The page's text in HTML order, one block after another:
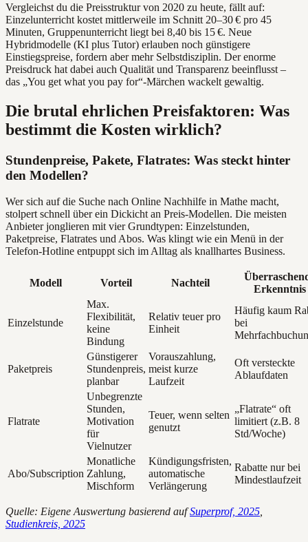
Vergleichst du die Preisstruktur von 2020 zu heute, fällt auf:
Einzelunterricht kostet mittlerweile im Schnitt 20–30 € pro 45
Minuten, Gruppenunterricht liegt bei 8,40 bis 15 €. Neue
Hybridmodelle (KI plus Tutor) erlauben noch günstigere
Einstiegspreise, fordern aber mehr Selbstdisziplin. Der enorme
Preisdruck hat dabei auch Qualität und Transparenz beeinflusst –
das „You get what you pay for“-Märchen wackelt gewaltig.
Die brutal ehrlichen Preisfaktoren: Was
bestimmt die Kosten wirklich?
Stundenpreise, Pakete, Flatrates: Was steckt hinter
den Modellen?
Wer sich auf die Suche nach Online Nachhilfe in Mathe macht,
stolpert schnell über ein Dickicht an Preis-Modellen. Die meisten
Anbieter jonglieren mit vier Grundtypen: Einzelstunden,
Paketpreise, Flatrates und Abos. Was klingt wie ein Menü in der
Telefon-Hotline entpuppt sich im Alltag als knallhartes Business.
Modell Vorteil Nachteil
Erkenntnis
Einzelstunde
Max.
Flexibilität,
keine
Bindung
Relativ teuer pro
Einheit
Häufig kaum
bei
Paketpreis
Günstigerer
Stundenpreis,
planbar
Vorauszahlung,
meist kurze
Laufzeit
Oft versteckte
Ablaufdaten
Flatrate
Unbegrenzte
Stunden,
Motivation
für
Vielnutzer
Teuer, wenn selten
genutzt
„Flatrate“ oft
limitiert (z.B. 8
Std/Woche)
Abo/Subscription
Monatliche
Zahlung,
Mischform
Kündigungsfristen,
automatische
Verlängerung
Rabatte nur bei
Mindestlaufzeit
Quelle: Eigene Auswertung basierend aufSuperprof, 2025
Studienkreis, 2025